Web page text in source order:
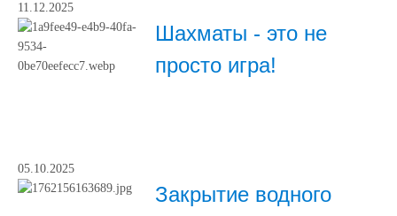
11.12.2025
Шахматы - это не
просто игра!
05.10.2025
Закрытие водного